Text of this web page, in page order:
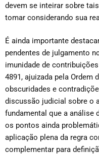
devem se inteirar sobre
tomar considerando sua
É ainda importante
pendentes de julgamento
imunidade de
4891, ajuizada pela Ordem
obscuridades e
discussão judicial sobre o
fundamental que a análise
os pontos ainda
aplicação plena da regra
complementar para